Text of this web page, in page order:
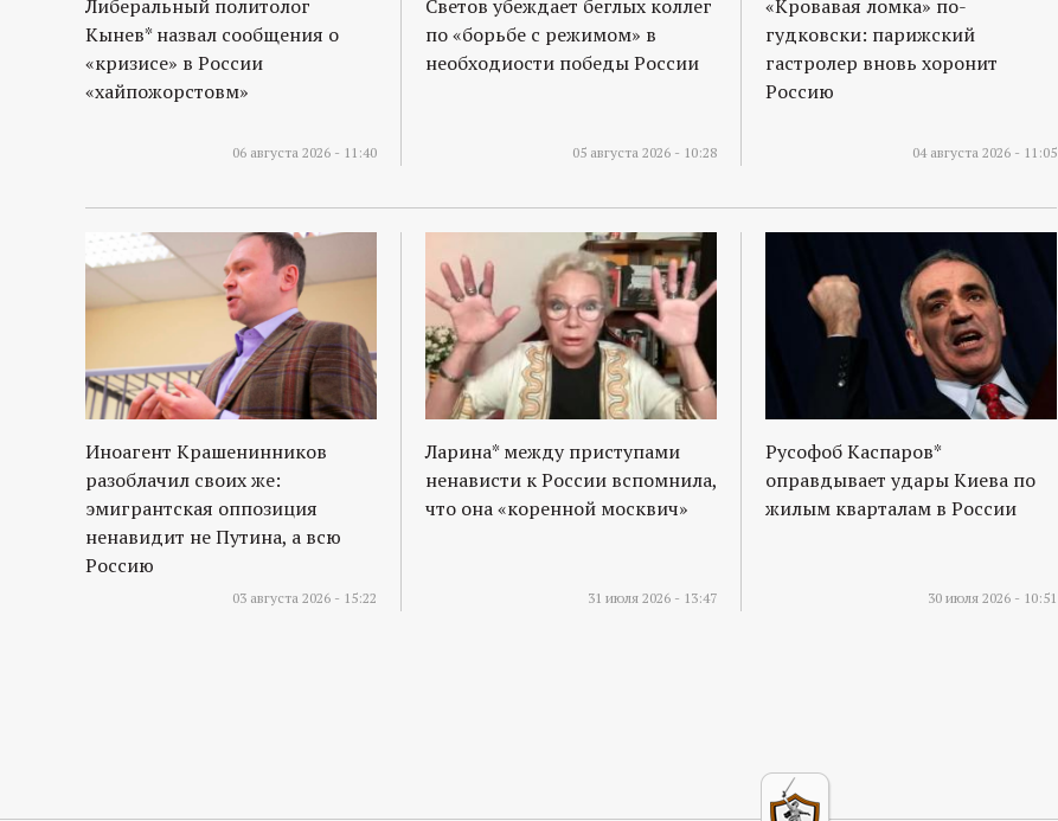
Либеральный политолог
Кынев* назвал сообщения о
«кризисе» в России
«хайпожорстовм»
06 августа 2026 - 11:40
Светов убеждает беглых коллег
по «борьбе с режимом» в
необходиости победы России
05 августа 2026 - 10:28
«Кровавая ломка» по-
гудковски: парижский
гастролер вновь хоронит
Россию
04 августа 2026 - 11:05
Иноагент Крашенинников
разоблачил своих же:
эмигрантская оппозиция
ненавидит не Путина, а всю
Россию
03 августа 2026 - 15:22
Ларина* между приступами
ненависти к России вспомнила,
что она «коренной москвич»
31 июля 2026 - 13:47
Русофоб Каспаров*
оправдывает удары Киева по
жилым кварталам в России
30 июля 2026 - 10:51